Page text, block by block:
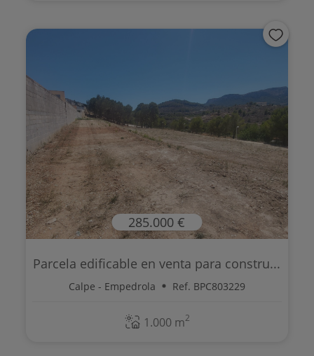
285.000 €
Parcela edificable en venta para constru...
Calpe - Empedrola Ref. BPC803229
1.000 m2